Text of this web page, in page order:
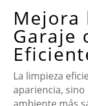
Mejora
Garaje
La limpieza
apariencia,